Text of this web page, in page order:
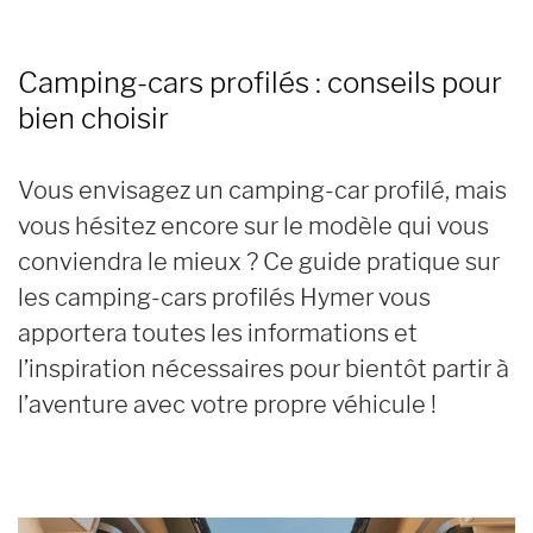
Camping-cars profilés : conseils pour
bien choisir
Vous envisagez un camping-car profilé, mais
vous hésitez encore sur le modèle qui vous
conviendra le mieux ? Ce guide pratique sur
les camping-cars profilés Hymer vous
apportera toutes les informations et
l’inspiration nécessaires pour bientôt partir à
l’aventure avec votre propre véhicule !